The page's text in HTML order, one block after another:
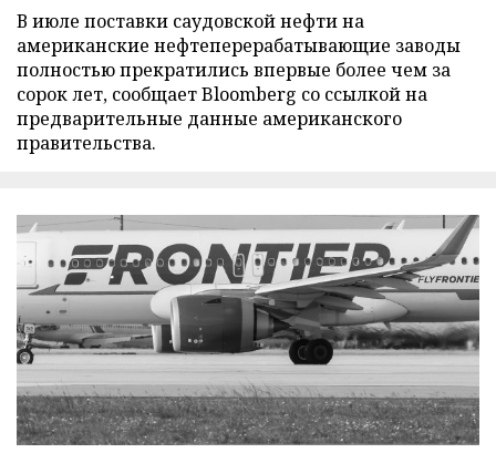
В июле поставки саудовской нефти на
американские нефтеперерабатывающие заводы
полностью прекратились впервые более чем за
сорок лет, сообщает Bloomberg со ссылкой на
предварительные данные американского
правительства.